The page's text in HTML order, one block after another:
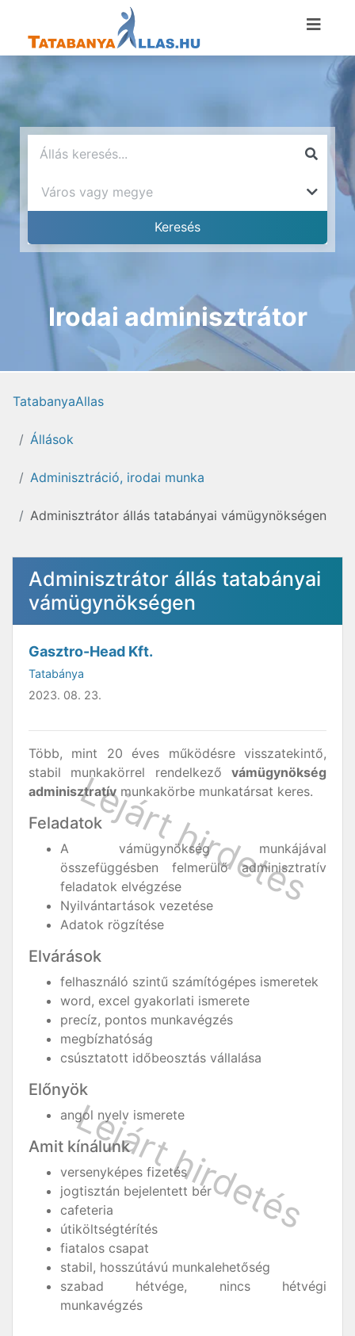
Irodai adminisztrátor
TatabanyaAllas
Állások
Adminisztráció, irodai munka
Adminisztrátor állás tatabányai vámügynökségen
Adminisztrátor állás tatabányai
vámügynökségen
Gasztro-Head Kft.
Tatabánya
2023. 08. 23.
Több, mint 20 éves működésre visszatekintő,
stabil munkakörrel rendelkező vámügynökség
adminisztratív munkakörbe munkatársat keres.
Feladatok
A vámügynökség munkájával
összefüggésben felmerülő adminisztratív
feladatok elvégzése
Nyilvántartások vezetése
Adatok rögzítése
Elvárások
felhasználó szintű számítógépes ismeretek
word, excel gyakorlati ismerete
precíz, pontos munkavégzés
megbízhatóság
csúsztatott időbeosztás vállalása
Előnyök
angol nyelv ismerete
Amit kínálunk
versenyképes fizetés
jogtisztán bejelentett bér
cafeteria
útiköltségtérítés
fiatalos csapat
stabil, hosszútávú munkalehetőség
szabad hétvége, nincs hétvégi
munkavégzés